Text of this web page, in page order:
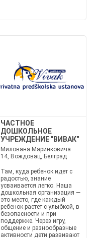
ЧАСТНОЕ
ДОШКОЛЬНОЕ
УЧРЕЖДЕНИЕ "ВИВАК"
Милована Маринковича
14, Вождовац, Белград
Там, куда ребенок идет с
радостью, знание
усваивается легко. Наша
дошкольная организация —
это место, где каждый
ребенок растет с улыбкой, в
безопасности и при
поддержке. Через игру,
общение и разнообразные
активности дети развивают